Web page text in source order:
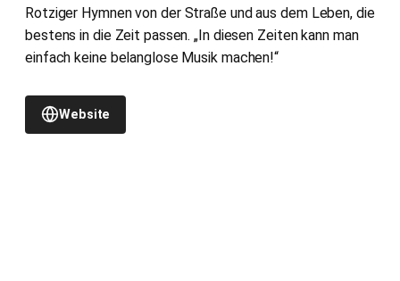
Rotziger Hymnen von der Straße und aus dem Leben, die
bestens in die Zeit passen. „In diesen Zeiten kann man
einfach keine belanglose Musik machen!“
Website